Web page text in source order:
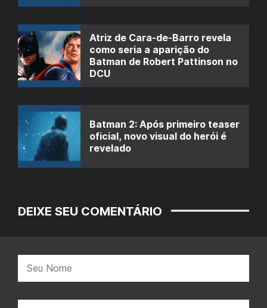
Atriz de Cara-de-Barro revela
como seria a aparição do
Batman de Robert Pattinson no
DCU
Batman 2: Após primeiro teaser
oficial, novo visual do herói é
revelado
DEIXE SEU COMENTÁRIO